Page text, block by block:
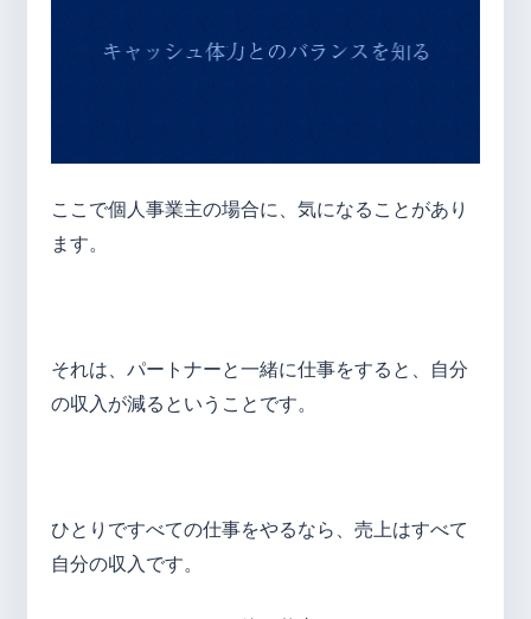
ここで個人事業主の場合に、気になることがあり
ます。
それは、パートナーと一緒に仕事をすると、自分
の収入が減るということです。
ひとりですべての仕事をやるなら、売上はすべて
自分の収入です。